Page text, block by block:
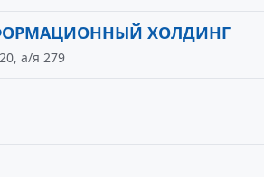
ХОЛДИНГ
а/я 279